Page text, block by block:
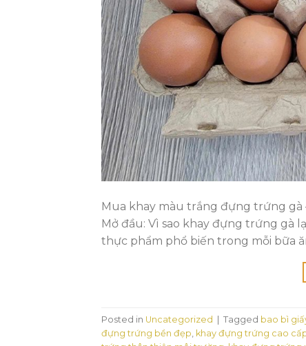
Mua khay màu trắng đựng trứng gà
Mở đầu: Vì sao khay đựng trứng gà
thực phẩm phổ biến trong mỗi bữa
Posted in Uncategorized | Tagged bao bì
đựng trứng bền đẹp khay đựng trứng cao